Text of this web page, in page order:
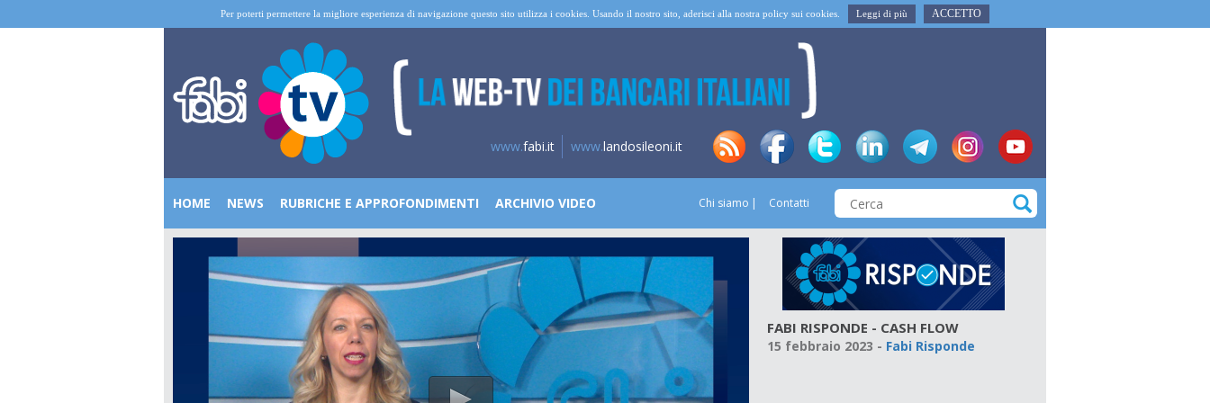
Per poterti permettere la migliore esperienza di navigazione questo sito utilizza i cookies. Usando il nostro sito, aderisci alla nostra policy sui cookies. Leggi di più ACCETTO
www.fabi.it www.landosileoni.it
HOME NEWS RUBRICHE E APPROFONDIMENTI ARCHIVIO VIDEO Chi siamo Contatti
FABI RISPONDE - CASH FLOW
15 febbraio 2023 - Fabi Risponde